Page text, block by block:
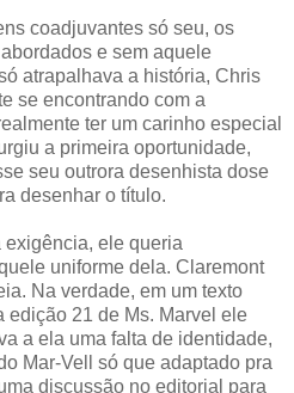
coadjuvantes só seu, os
e sem aquele
atrapalhava a história, Chris
se encontrando com a
ter um carinho especial
a primeira oportunidade,
seu outrora desenhista dose
desenhar o título.
exigência, ele queria
uniforme dela. Claremont
Na verdade, em um texto
edição 21 de Ms. Marvel ele
a ela uma falta de identidade,
Mar-Vell só que adaptado pra
discussão no editorial para